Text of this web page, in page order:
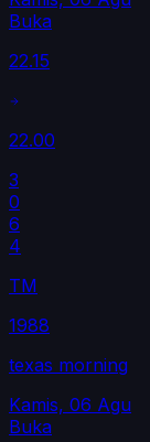
Buka
22.15
22.00
3
0
6
4
TM
1988
texas morning
Kamis, 06 Agu
Buka